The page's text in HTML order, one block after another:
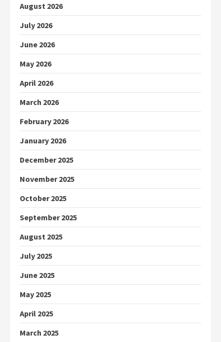
August 2026
July 2026
June 2026
May 2026
April 2026
March 2026
February 2026
January 2026
December 2025
November 2025
October 2025
September 2025
August 2025
July 2025
June 2025
May 2025
April 2025
March 2025